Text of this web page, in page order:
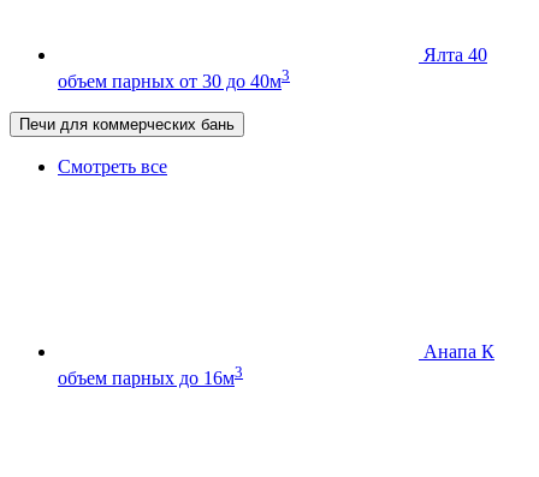
Ялта 40
объем парных от 30 до 40м3
Печи для коммерческих бань
Смотреть все
Анапа К
объем парных до 16м3